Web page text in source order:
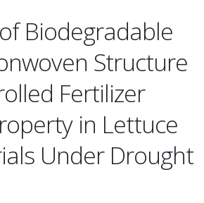
Biodegradable
Structure
Fertilizer
in Lettuce
Under Drought